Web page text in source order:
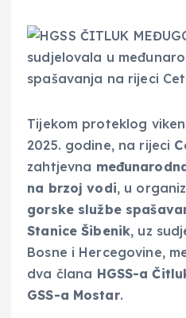
Tijekom proteklog
2025. godine, na rijeci
zahtjevna
na brzoj vodi, u
gorske službe
Stanice Šibenik, uz
Bosne i Hercegovine,
dva člana HGSS-a
GSS-a Mostar.